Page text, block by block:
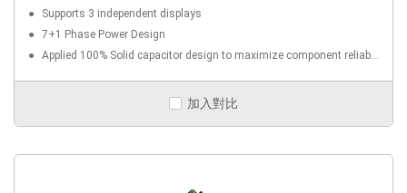
Supports 3 independent displays
7+1 Phase Power Design
加入對比